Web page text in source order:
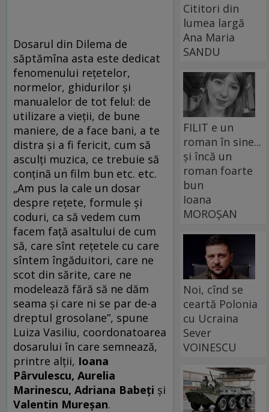
Dosarul din Dilema de
săptămîna asta este dedicat
fenomenului reţetelor,
normelor, ghidurilor şi
manualelor de tot felul: de
utilizare a vieţii, de bune
maniere, de a face bani, a te
distra şi a fi fericit, cum să
asculţi muzica, ce trebuie să
conţină un film bun etc. etc.
„Am pus la cale un dosar
despre reţete, formule şi
coduri, ca să vedem cum
facem faţă asaltului de cum
să, care sînt reţetele cu care
sîntem îngăduitori, care ne
scot din sărite, care ne
modelează fără să ne dăm
seama şi care ni se par de-a
dreptul grosolane”, spune
Luiza Vasiliu, coordonatoarea
dosarului în care semnează,
printre alţii, Ioana
Pârvulescu, Aurelia
Marinescu, Adriana Babeţi şi
Valentin Mureşan.
Cititori din
lumea largă
Ana Maria
SANDU
FILIT e un
roman în sine...
și încă un
roman foarte
bun
Ioana
MOROȘAN
Noi, cînd se
ceartă Polonia
cu Ucraina
Sever
VOINESCU